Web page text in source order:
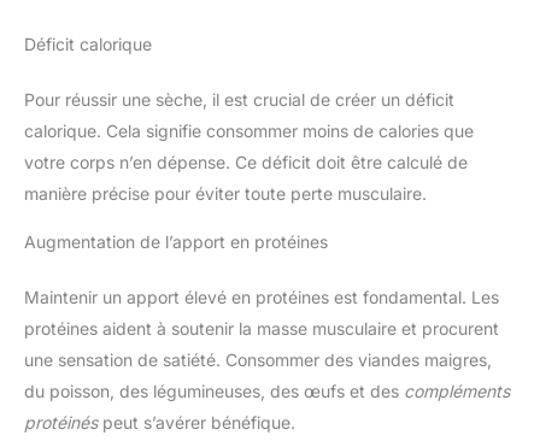
Déficit calorique
Pour réussir une sèche, il est crucial de créer un déficit
calorique. Cela signifie consommer moins de calories que
votre corps n’en dépense. Ce déficit doit être calculé de
manière précise pour éviter toute perte musculaire.
Augmentation de l’apport en protéines
Maintenir un apport élevé en protéines est fondamental. Les
protéines aident à soutenir la masse musculaire et procurent
une sensation de satiété. Consommer des viandes maigres,
du poisson, des légumineuses, des œufs et des compléments
protéinéspeut s’avérer bénéfique.